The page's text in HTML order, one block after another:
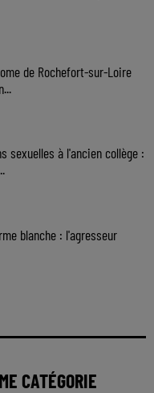
de Rochefort-sur-Loire
sexuelles à l'ancien collège :
blanche : l'agresseur
CATÉGORIE